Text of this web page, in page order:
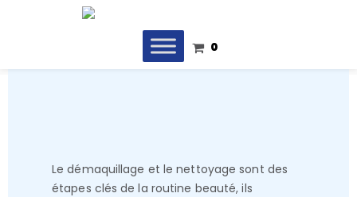
0
Le démaquillage et le nettoyage sont des
étapes clés de la routine beauté, ils